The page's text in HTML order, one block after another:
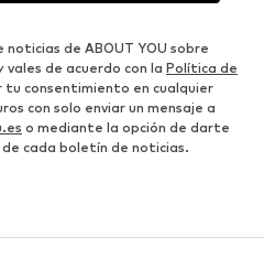
de ABOUT YOU sobre
de acuerdo con la Política de
tu consentimiento en cualquier
con solo enviar un mensaje a
o mediante la opción de darte
cada boletín de noticias.